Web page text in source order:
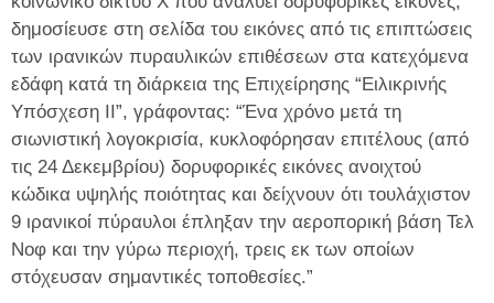
δημοσίευσε στη σελίδα του εικόνες από τις επιπτώσεις
των ιρανικών πυραυλικών επιθέσεων στα κατεχόμενα
εδάφη κατά τη διάρκεια της Επιχείρησης “Ειλικρινής
Υπόσχεση ΙΙ”, γράφοντας: “Ένα χρόνο μετά τη
σιωνιστική λογοκρισία, κυκλοφόρησαν επιτέλους (από
τις 24 Δεκεμβρίου) δορυφορικές εικόνες ανοιχτού
κώδικα υψηλής ποιότητας και δείχνουν ότι τουλάχιστον
9 ιρανικοί πύραυλοι έπληξαν την αεροπορική βάση Τελ
Νοφ και την γύρω περιοχή, τρεις εκ των οποίων
στόχευσαν σημαντικές τοποθεσίες.”